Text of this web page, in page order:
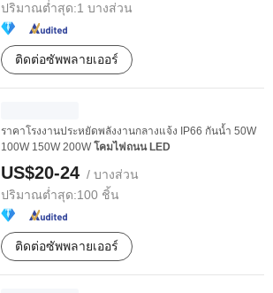
ปริมาณต่ำสุด:1 บางส่วน
ติดต่อซัพพลายเออร์
ราคาโรงงานประหยัดพลังงานกลางแจ้ง IP66 กันน้ำ 50W
100W 150W 200Wโคมไฟถนน LED
US$20-24 / บางส่วน
ปริมาณต่ำสุด:100 ชิ้น
ติดต่อซัพพลายเออร์